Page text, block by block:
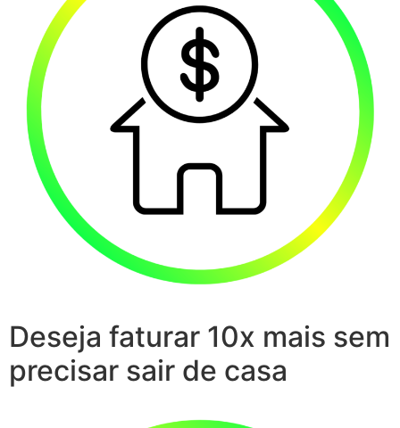
Deseja faturar 10x mais sem
precisar sair de casa